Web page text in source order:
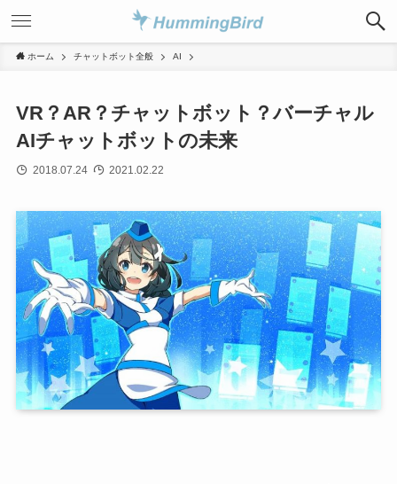
ホーム チャットボット全般 AI
VR？AR？チャットボット？バーチャル
AIチャットボットの未来
2018.07.24 2021.02.22